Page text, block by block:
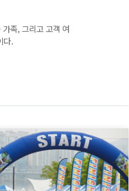
족, 그리고 고객 여
다.